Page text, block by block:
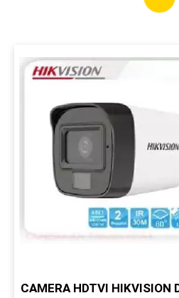
chúng tôi - mang đến sự an tâm và chất
Chất lượng đỉnh cao: Camera Hikvision
lượng hình ảnh sắc nét, độ tin cậy cao và
Dịch vụ chuyên nghiệp: Đội ngũ kỹ
và chuyên nghiệp sẽ tự tin việc lắp đặt
Hãy để chúng tôi bảo vệ không gian quý
Liên hệ ngay với chúng tôi để được tư vấn
Địa chỉ: [Điền địa chỉ công ty của bạn]Số
Hãy đầu tư vào an ninh cho gia đình và
nay với Camera Hikvision - sự lựa chọn
Cảm ơn bạn đã tin tưởng và chọn lựa dịch
trình!CAMERA HDTVI HIKVISION